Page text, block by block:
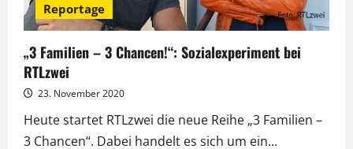
Reportage
„3 Familien – 3 Chancen!“: Sozialexperiment bei
RTLzwei
23. November 2020
Heute startet RTLzwei die neue Reihe „3 Familien –
3 Chancen“. Dabei handelt es sich um ein...